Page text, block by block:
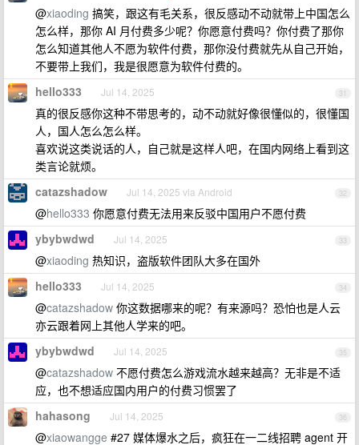
@xiaoding 搞笑，跟这有毛关系，很反感动不动就带上中国怎么
怎么样，那你 AI 月付费多少呢？你愿意付费吗？你付费了那你
怎么知道其他人不愿为软件付费，那你没付费就先从自己开始，
不要带上我们，我是很愿意为软件付费的。
31
hello333 Jul 14, 2025
真的很反感你这种不带思考的，动不动就好像很懂似的，很懂国
人，国人怎么怎么样。
喜欢说这类说话的人，自己就是这样人吧，在国内网络上看到这
类言论就烦。
32
catazshadow Jul 14, 2025 via Android
@hello333 你愿意付费无法用来反驳中国用户不愿付费
33
ybybwdwd Jul 14, 2025
@xiaoding 热知识，盗版软件团队大多在国外
34
hello333 Jul 14, 2025
@catazshadow 你这数据哪来的呢？有来源吗？恐怕也是人云
亦云跟着网上其他人学来的吧。
35
ybybwdwd Jul 14, 2025
@catazshadow 不愿付费怎么游戏流水越来越高？无非是不适
应，也不想适应国内用户的付费习惯罢了
36
hahasong Jul 14, 2025
@xiaowangge #27 媒体爆水之后，疯狂在一二线招聘 agent 开